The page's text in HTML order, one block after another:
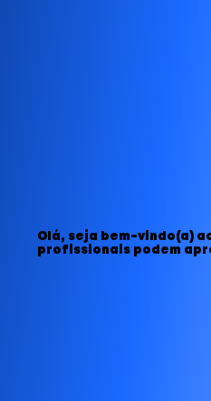
Olá, seja bem-vindo(a)
profissionais podem